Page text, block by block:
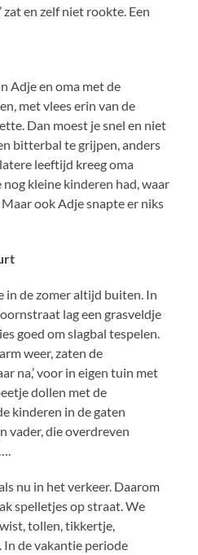
zat en zelf niet rookte. Een
Adje en oma met de
met vlees erin van de
Dan moest je snel en niet
bitterbal te grijpen, anders
leeftijd kreeg oma
kleine kinderen had, waar
ook Adje snapte er niks
in de zomer altijd buiten. In
lag een grasveldje
goed om slagbal tespelen.
weer, zaten de
na,’ voor in eigen tuin met
dollen met de
kinderen in de gaten
vader, die overdreven
nu in het verkeer. Daarom
spelletjes op straat. We
tollen, tikkertje,
de vakantie periode